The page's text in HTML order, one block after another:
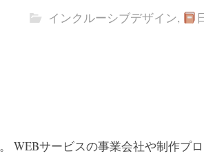
インクルーシブデザイン,
WEBサービスの事業会社や制作プ